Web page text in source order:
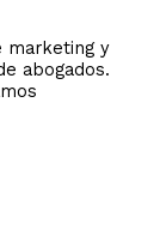
marketing y
abogados.